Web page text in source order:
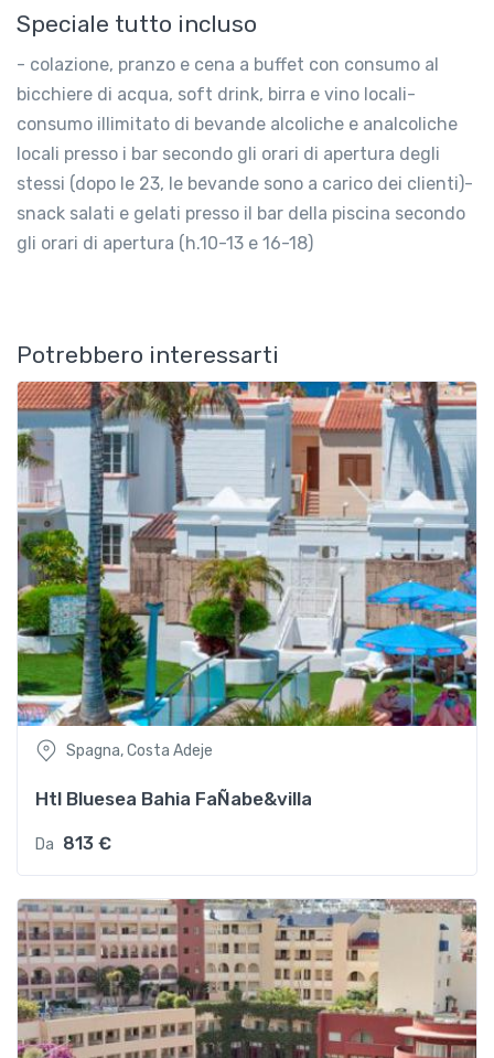
Speciale tutto incluso
- colazione, pranzo e cena a buffet con consumo al
bicchiere di acqua, soft drink, birra e vino locali-
consumo illimitato di bevande alcoliche e analcoliche
locali presso i bar secondo gli orari di apertura degli
stessi (dopo le 23, le bevande sono a carico dei clienti)-
snack salati e gelati presso il bar della piscina secondo
gli orari di apertura (h.10-13 e 16-18)
Potrebbero interessarti
Spagna, Costa Adeje
Htl Bluesea Bahia FaÑabe&villa
Da 813 €